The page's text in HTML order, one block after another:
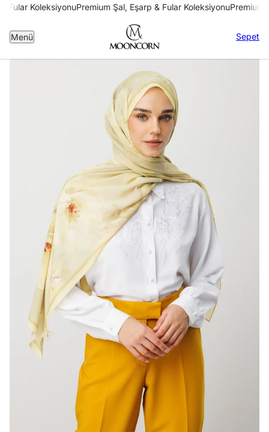
Fular KoleksiyonuPremium Şal, Eşarp & Fular KoleksiyonuPremium
Menü Sepet